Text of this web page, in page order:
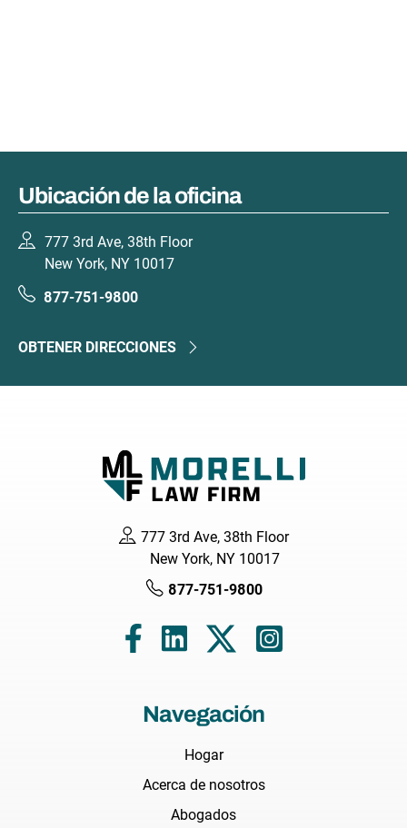
Ubicación de la oficina
777 3rd Ave, 38th Floor
New York, NY 10017
877-751-9800
OBTENER DIRECCIONES
777 3rd Ave, 38th Floor
New York, NY 10017
877-751-9800
Navegación
Hogar
Acerca de nosotros
Abogados